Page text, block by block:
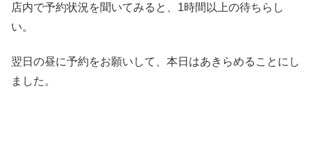
店内で予約状況を聞いてみると、1時間以上の待ちらし
い。
翌日の昼に予約をお願いして、本日はあきらめることにし
ました。